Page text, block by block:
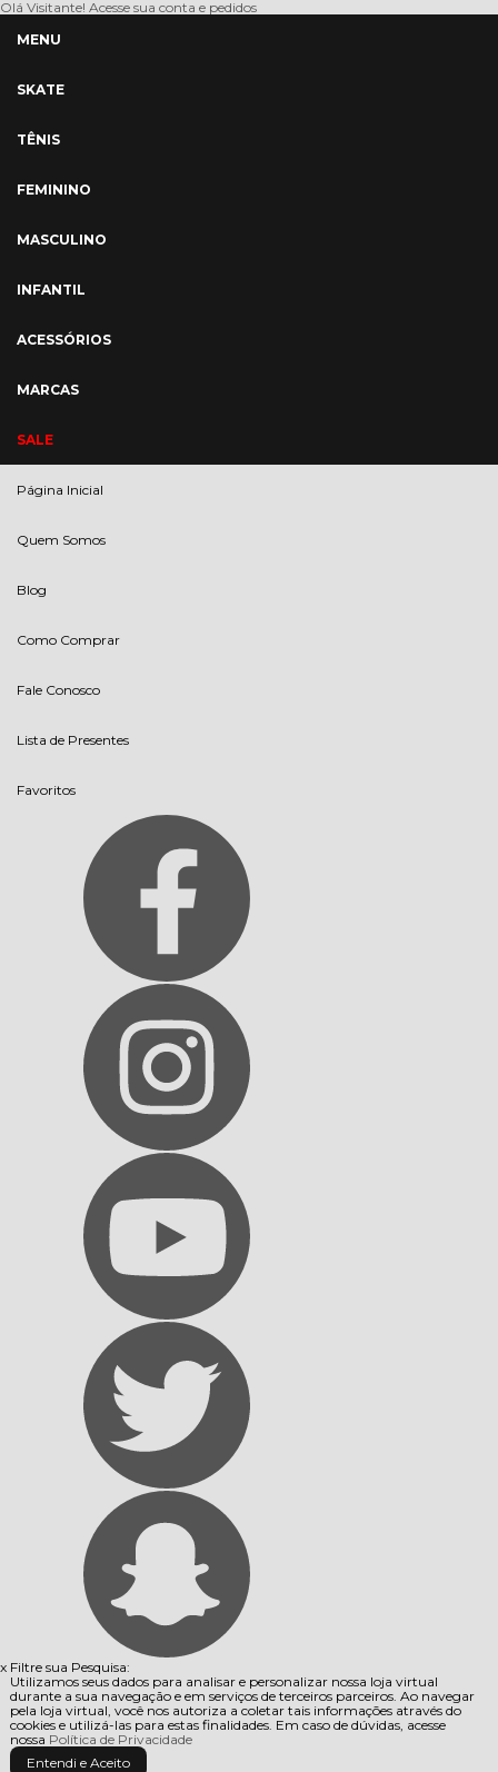
Olá Visitante! Acesse sua conta e pedidos
MENU
SKATE
TÊNIS
FEMININO
MASCULINO
INFANTIL
ACESSÓRIOS
MARCAS
SALE
Página Inicial
Quem Somos
Blog
Como Comprar
Fale Conosco
Lista de Presentes
Favoritos
x Filtre sua Pesquisa:
Utilizamos seus dados para analisar e personalizar nossa loja virtual
durante a sua navegação e em serviços de terceiros parceiros. Ao navegar
pela loja virtual, você nos autoriza a coletar tais informações através do
cookies e utilizá-las para estas finalidades. Em caso de dúvidas, acesse
nossa Política de Privacidade
Entendi e Aceito